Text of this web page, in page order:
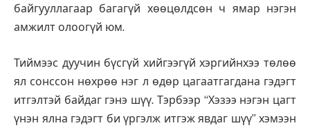
байгууллагаар багагүй хөөцөлдсөн ч ямар нэгэн
амжилт олоогүй юм.
Тиймээс дуучин бүсгүй хийгээгүй хэргийнхээ төлөө
ял сонссон нөхрөө нэг л өдөр цагаатгагдана гэдэгт
итгэлтэй байдаг гэнэ шүү. Тэрбээр “Хэзээ нэгэн цагт
үнэн ялна гэдэгт би үргэлж итгэж явдаг шүү” хэмээн